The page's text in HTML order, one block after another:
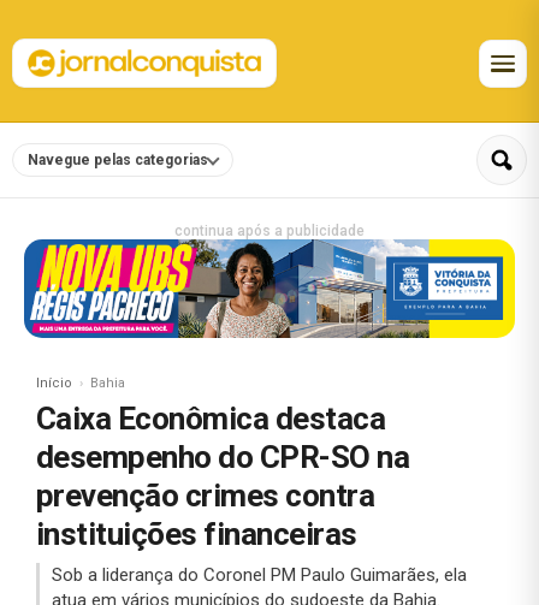
Navegue pelas categorias
continua após a publicidade
Início Bahia
Caixa Econômica destaca
desempenho do CPR-SO na
prevenção crimes contra
instituições financeiras
Sob a liderança do Coronel PM Paulo Guimarães, ela
atua em vários municípios do sudoeste da Bahia.